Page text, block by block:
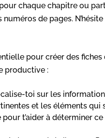
chaque chapitre ou
de pages.
pour créer des fiches
productive :
toi sur les
et les éléments qui
t’aider à déterminer